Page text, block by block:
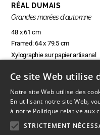
RÉAL DUMAIS
Grandes marées d'automne
48 x 61 cm
Framed: 64 x 79.5 cm
Xylographie sur papier artisanal
ENQUIRE ABOUT THIS
Ce site Web utilise
Notre site Web utilise des
En utilisant notre site Web,
à notre Politique relative aux
STRICTEMENT